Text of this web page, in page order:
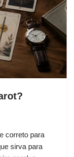
correto para
sirva para